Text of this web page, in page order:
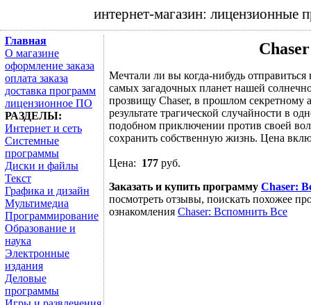
интернет-магазин:
Главная
О магазине
оформление заказа
оплата заказа
доставка программ
лицензионное ПО
РАЗДЕЛЫ:
Интернет и сеть
Системные
программы
Диски и файлы
Текст
Графика и дизайн
Мультимедиа
Программирование
Образование и
наука
Электронные
издания
Деловые
программы
Мечтали ли вы когда-нибудь
самых загадочных планет нашей
прозвищу Chaser, в прошлом секретному
результате трагической случайности в
подобном приключении против своей
сохранить собственную жизнь. Цена
Цена: 177 руб.
Заказать и купить программу Chaser:
посмотреть отзывы, поискать похожее
ознакомления Chaser: Вспомнить Все